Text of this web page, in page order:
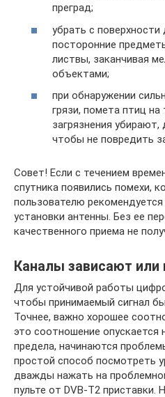
преград;
убрать с
посторонние
листвы, заканчивая
объектами;
при обнаружении
грязи, помета птиц
загрязнения убирают,
чтобы не повредить
Совет! Если с течением
спутника появились помехи,
пользователю
установки антенны. Без ее
качественного приема не
Каналы зависают или
Для устойчивой работы
чтобы принимаемый сигнал
Точнее, важно хорошее
это соотношение опускается
предела, начинаются
простой способ посмотреть
дважды нажать на
пульте от DVB-T2 приставки.